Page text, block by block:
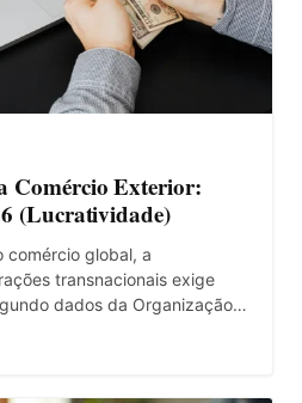
Comércio Exterior:
(Lucratividade)
comércio global, a
transnacionais exige
dados da Organização…